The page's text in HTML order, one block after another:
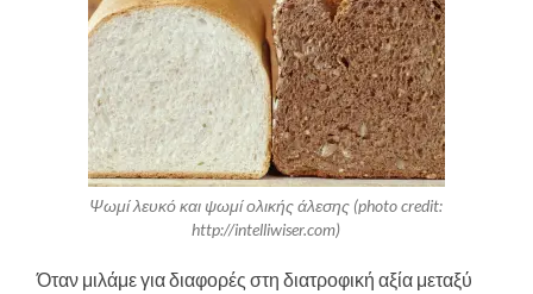
Ψωμί λευκό και ψωμί ολικής άλεσης (photo credit:
http://intelliwiser.com)
Όταν μιλάμε για διαφορές στη διατροφική αξία μεταξύ